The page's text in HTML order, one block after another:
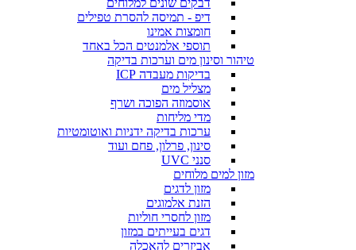
דיפ - תמיסה להסרת טפילים
חומצות אמינו
תוספי אלמנטים הכל באחד
טיהור וסינון מים וערכות בדיקה
בדיקות מעבדה ICP
מצליל מים
אוסמוזה הפוכה ושרף
מדי מליחות
ערכות בדיקה ידניות ואוטומטיות
סינון, פרלון, פחם ועוד
סנני UVC
מזון למים מלוחים
מזון לדגים
הזנת אלמוגים
מזון לחסרי חוליות
דגים בעייתים במזון
אביזרים להאכלה